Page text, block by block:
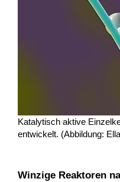
Katalytisch aktive
entwickelt. (Abbildung:
Winzige Reaktoren